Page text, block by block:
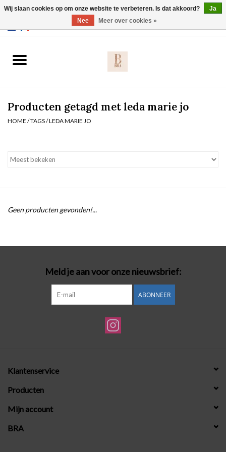
Slip
Nachtmode
Badmode
Lingerie-accessoires
Cadeaubonnen
Producten getagd met leda marie jo
HOME /TAGS/LEDA MARIE JO
Geen producten gevonden!...
Meld je aan voor onze nieuwsbrief:
ABONNEER
Klantenservice
Producten
Mijn account
BRA
Wij slaan cookies op om onze website te verbeteren. Is dat akkoord?
Ja
Nee
Meer over cookies »
Webshop werkt met EU maten. .